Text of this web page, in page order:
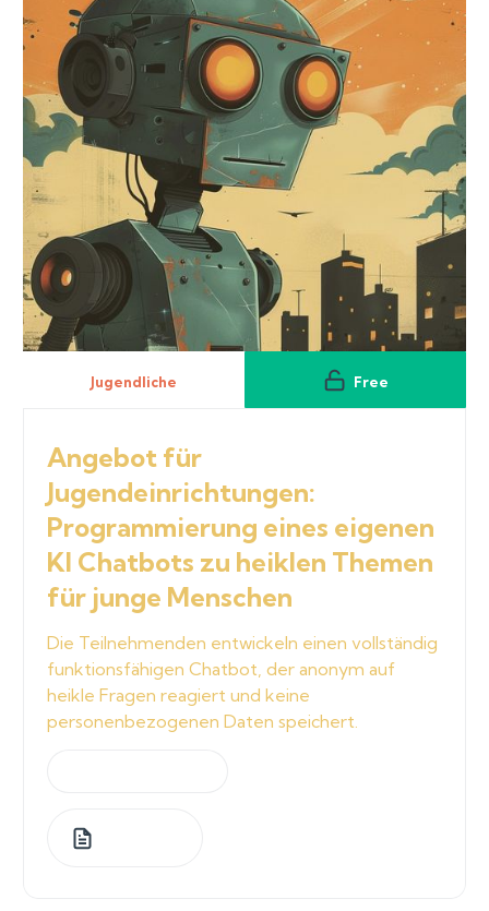
Jugendliche Free
Angebot für
Jugendeinrichtungen:
Programmierung eines eigenen
KI Chatbots zu heiklen Themen
für junge Menschen
Die Teilnehmenden entwickeln einen vollständig
funktionsfähigen Chatbot, der anonym auf
heikle Fragen reagiert und keine
personenbezogenen Daten speichert.